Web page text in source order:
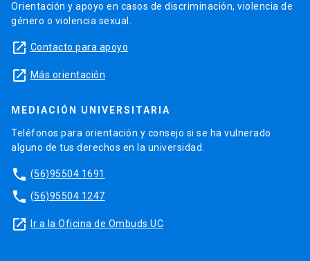
Orientación y apoyo en casos de discriminación, violencia de
género o violencia sexual.
launch Contacto para apoyo
launch Más orientación
MEDIACIÓN UNIVERSITARIA
Teléfonos para orientación y consejo si se ha vulnerado
alguno de tus derechos en la universidad.
phone (56)95504 1691
phone (56)95504 1247
launch Ir a la Oficina de Ombuds UC